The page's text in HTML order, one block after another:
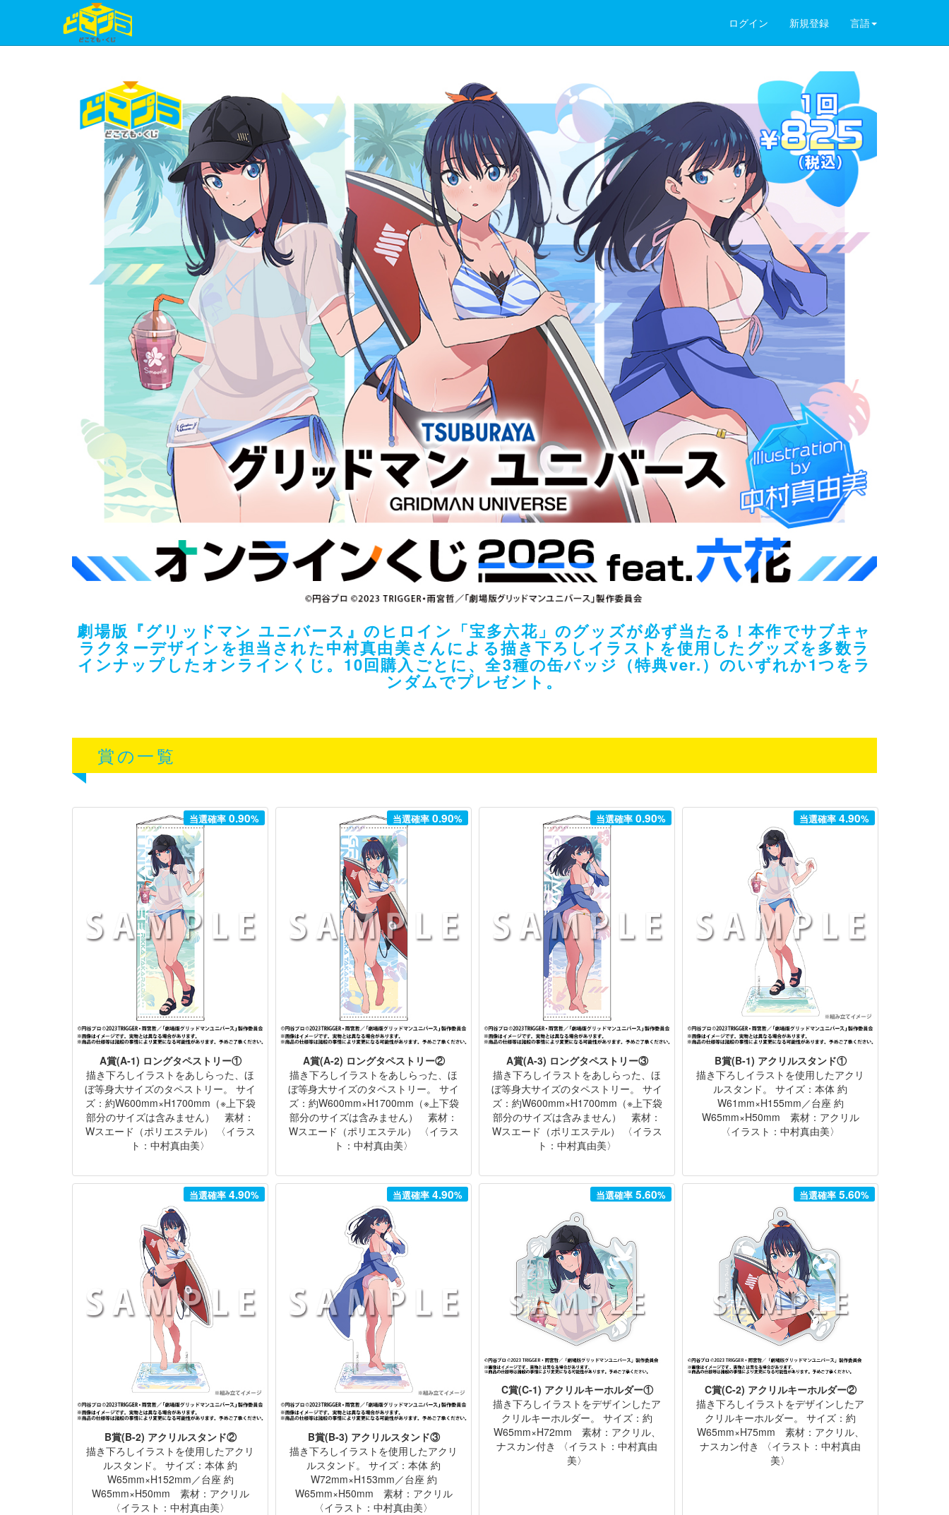
ログイン 新規登録 言語
劇場版『グリッドマン ユニバース』のヒロイン「宝多六花」のグッズが必ず当たる！本作でサブキャ
ラクターデザインを担当された中村真由美さんによる描き下ろしイラストを使用したグッズを多数ラ
インナップしたオンラインくじ。10回購入ごとに、全3種の缶バッジ（特典ver.）のいずれか1つをラ
ンダムでプレゼント。
賞の一覧
当選確率0.90%
A賞(A-1) ロングタペストリー①
描き下ろしイラストをあしらった、ほ
ぼ等身大サイズのタペストリー。 サイ
ズ：約W600mm×H1700mm（※上下袋
部分のサイズは含みません） 素材：
Wスエード（ポリエステル） 〈イラス
ト：中村真由美〉
当選確率0.90%
A賞(A-2) ロングタペストリー②
描き下ろしイラストをあしらった、ほ
ぼ等身大サイズのタペストリー。 サイ
ズ：約W600mm×H1700mm（※上下袋
部分のサイズは含みません） 素材：
Wスエード（ポリエステル） 〈イラス
ト：中村真由美〉
当選確率0.90%
A賞(A-3) ロングタペストリー③
描き下ろしイラストをあしらった、ほ
ぼ等身大サイズのタペストリー。 サイ
ズ：約W600mm×H1700mm（※上下袋
部分のサイズは含みません） 素材：
Wスエード（ポリエステル） 〈イラス
ト：中村真由美〉
当選確率4.90%
B賞(B-1) アクリルスタンド①
描き下ろしイラストを使用したアクリ
ルスタンド。 サイズ：本体 約
W61mm×H155mm／台座 約
W65mm×H50mm 素材：アクリル
〈イラスト：中村真由美〉
当選確率4.90%
B賞(B-2) アクリルスタンド②
描き下ろしイラストを使用したアクリ
ルスタンド。 サイズ：本体 約
W65mm×H152mm／台座 約
W65mm×H50mm 素材：アクリル
〈イラスト：中村真由美〉
当選確率4.90%
B賞(B-3) アクリルスタンド③
描き下ろしイラストを使用したアクリ
ルスタンド。 サイズ：本体 約
W72mm×H153mm／台座 約
W65mm×H50mm 素材：アクリル
〈イラスト：中村真由美〉
当選確率5.60%
C賞(C-1) アクリルキーホルダー①
描き下ろしイラストをデザインしたア
クリルキーホルダー。 サイズ：約
W65mm×H72mm 素材：アクリル、
ナスカン付き 〈イラスト：中村真由
美〉
当選確率5.60%
C賞(C-2) アクリルキーホルダー②
描き下ろしイラストをデザインしたア
クリルキーホルダー。 サイズ：約
W65mm×H75mm 素材：アクリル、
ナスカン付き 〈イラスト：中村真由
美〉